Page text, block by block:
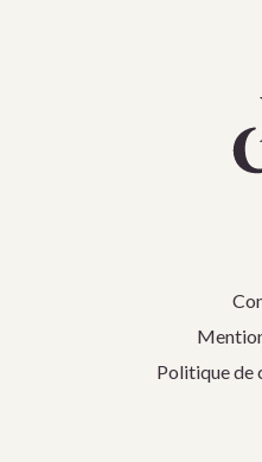
Politique de